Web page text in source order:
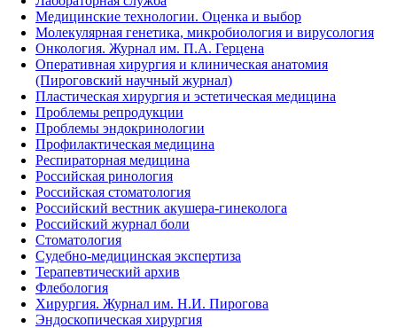
Медицинские технологии. Оценка и выбор
Молекулярная генетика, микробиология и вирусология
Онкология. Журнал им. П.А. Герцена
Оперативная хирургия и клиническая анатомия
(Пироговский научный журнал)
Пластическая хирургия и эстетическая медицина
Проблемы репродукции
Проблемы эндокринологии
Профилактическая медицина
Респираторная медицина
Российская ринология
Российская стоматология
Российский вестник акушера-гинеколога
Российский журнал боли
Стоматология
Судебно-медицинская экспертиза
Терапевтический архив
Флебология
Хирургия. Журнал им. Н.И. Пирогова
Эндоскопическая хирургия